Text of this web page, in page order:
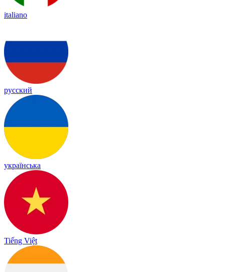
italiano
русский
українська
Tiếng Việt